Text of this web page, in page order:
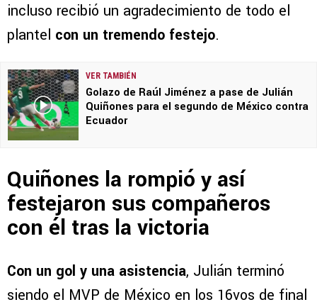
incluso recibió un agradecimiento de todo el
plantel con un tremendo festejo.
VER TAMBIÉN
Golazo de Raúl Jiménez a pase de Julián
Quiñones para el segundo de México contra
Ecuador
Quiñones la rompió y así
festejaron sus compañeros
con él tras la victoria
Con un gol y una asistencia, Julián terminó
siendo el MVP de México en los 16vos de final